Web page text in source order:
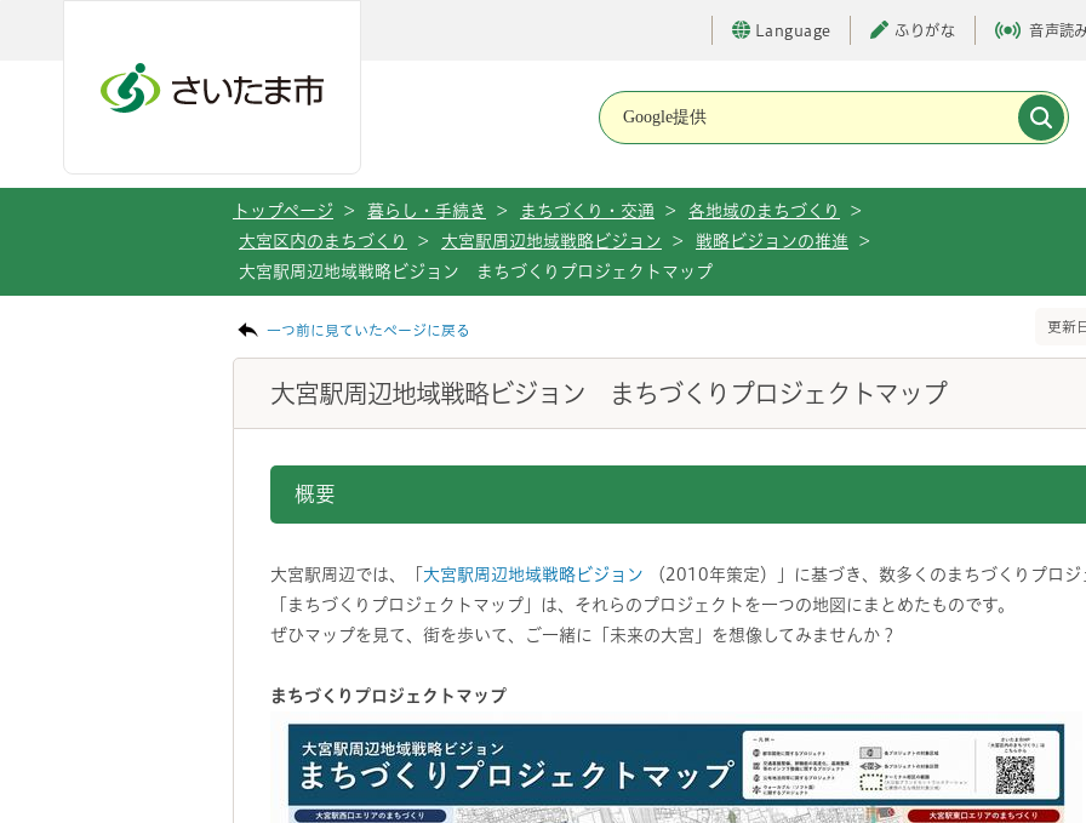
Language ふりがな 音声読
トップページ > 暮らし・手続き > まちづくり・交通 > 各地域のまちづくり
>
大宮区内のまちづくり
> 大宮駅周辺地域戦略ビジョン > 戦略ビジョンの推進
>
大宮駅周辺地域戦略ビジョン まちづくりプロジェクトマップ
一つ前に見ていたページに戻る 更新
大宮駅周辺地域戦略ビジョン まちづくりプロジェクトマップ
概要
大宮駅周辺では、「 大宮駅周辺地域戦略ビジョン （2010年策定）」に基づき、数多くのまちづくりプロ
「まちづくりプロジェクトマップ」は、それらのプロジェクトを一つの地図にまとめたものです。
ぜひマップを見て、街を歩いて、ご一緒に「未来の大宮」を想像してみませんか？
まちづくりプロジェクトマップ